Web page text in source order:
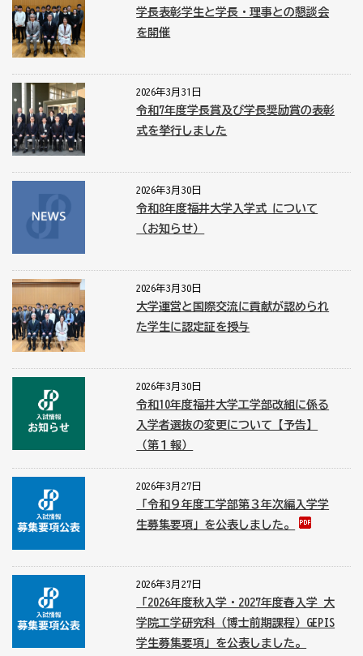
学長表彰学生と学長・理事との懇談会
を開催
2026年3月31日
令和7年度学長賞及び学長奨励賞の表彰
式を挙行しました
2026年3月30日
令和8年度福井大学入学式 について
（お知らせ）
2026年3月30日
大学運営と国際交流に貢献が認められ
た学生に認定証を授与
2026年3月30日
令和10年度福井大学工学部改組に係る
入学者選抜の変更について【予告】
（第１報）
2026年3月27日
「令和９年度工学部第３年次編入学学
生募集要項」を公表しました。
2026年3月27日
「2026年度秋入学・2027年度春入学 大
学院工学研究科（博士前期課程）GEPIS
学生募集要項」を公表しました。